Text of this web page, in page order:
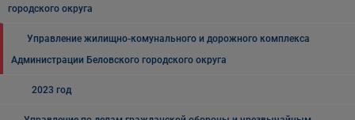
городского округа
Управление жилищно-комунального и дорожного комплекса
Администрации Беловского городского округа
2023 год